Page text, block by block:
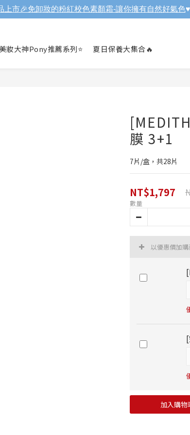
妝大神Pony推薦系列⭐ 夏日保養大集合🔥
膜 3+1
7片/盒，共28片
NT$1,797
數量
以優惠價加購
加入購物
上市🎉免卸妝的粉紅校色素顏霜-讓你擁有自然好氣色♥️